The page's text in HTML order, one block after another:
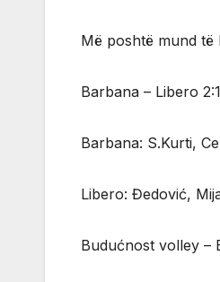
Më poshtë mund të
Barbana – Libero
Barbana: S.Kurti,
Libero: Đedović,
Budućnost volley –